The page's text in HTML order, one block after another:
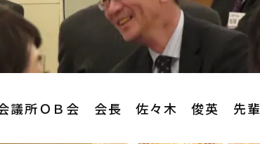
議所ＯＢ会 会長 佐々木 俊英 先輩